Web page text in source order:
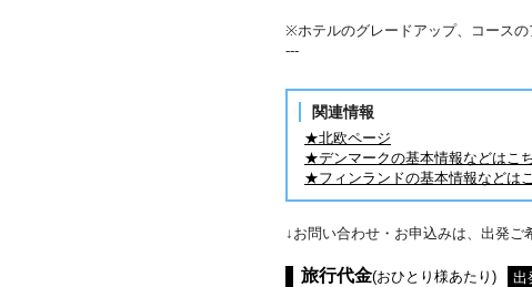
※ホテルのグレードアップ、コースの
---
関連情報
★北欧ページ
★デンマークの基本情報などはこ
★フィンランドの基本情報などは
↓お問い合わせ・お申込みは、出発ご
旅行代金(おひとり様あたり)
出